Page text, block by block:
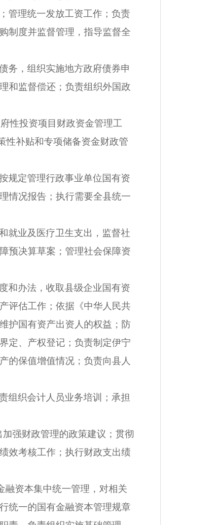
管理统一发放工资工作；负责
制度并监督管理，指导监督全
务，组织实施地方政府债券申
和监督偿还；负责组织外国政
性投资项目财政资金管理工
性补贴和专项储备资金财政管
规定管理行政事业单位国有资
情况报告；执行需要全县统一
就业及医疗卫生支出，监督社
预决算草案；管理社会保障资
和办法，收取县级企业国有资
评估工作；依据《中华人民共
护国有资产出资人的权益；防
定、产权登记；负责制定伊宁
的保值增值情况；负责向县人
组织会计人员业务培训；承担
强财政管理的政策建议；贯彻
效考核工作；执行财政支出绩
融资本集中统一管理，对相关
统一的国有金融资本管理规章